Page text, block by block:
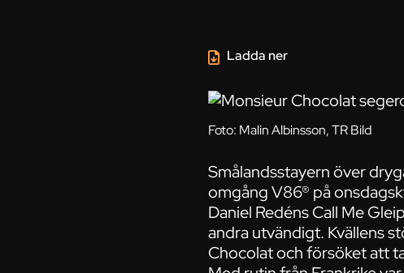
Foto: Malin Albinsson, TR Bild
Smålandsstayern över
omgång V86® på
Daniel Redéns Call Me
andra utvändigt. Kvällens
Chocolat och försöket att
Ladda ner